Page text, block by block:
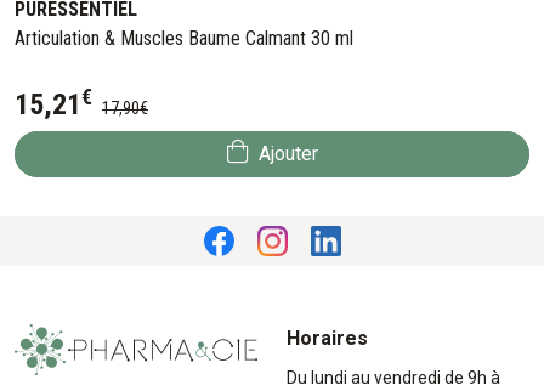
PURESSENTIEL
Articulation & Muscles Baume Calmant 30 ml
15,21€ 17,90€
Ajouter
Horaires
Du lundi au vendredi de 9h à